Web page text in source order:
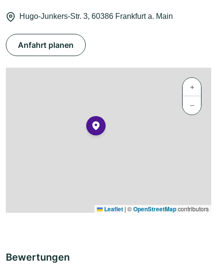
Hugo-Junkers-Str. 3, 60386 Frankfurt a. Main
Anfahrt planen
+
−
Leaflet | ©OpenStreetMapcontributors
Bewertungen